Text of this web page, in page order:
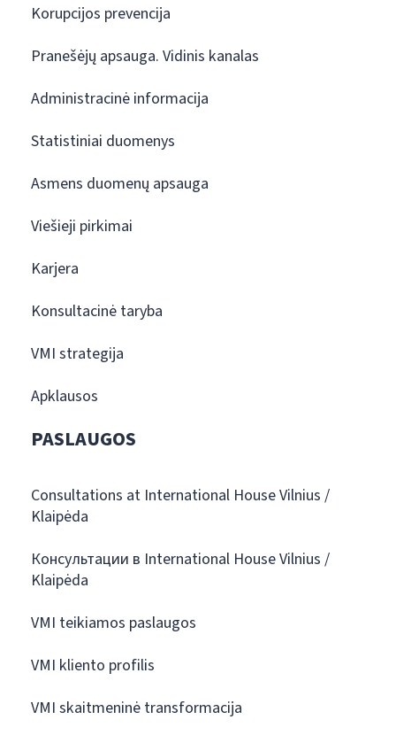
Korupcijos prevencija
Pranešėjų apsauga. Vidinis kanalas
Administracinė informacija
Statistiniai duomenys
Asmens duomenų apsauga
Viešieji pirkimai
Karjera
Konsultacinė taryba
VMI strategija
Apklausos
PASLAUGOS
Consultations at International House Vilnius /
Klaipėda
Консультации в International House Vilnius /
Klaipėda
VMI teikiamos paslaugos
VMI kliento profilis
VMI skaitmeninė transformacija